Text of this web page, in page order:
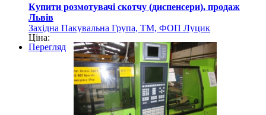
Купити розмотувачі скотчу (диспенсери), продаж
Львів
Західна Пакувальна Група, ТМ, ФОП Луцик
Ціна:
Перегляд